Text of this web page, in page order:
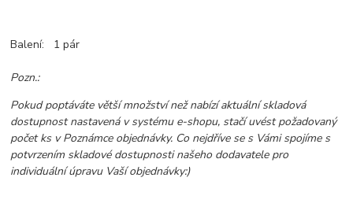
Balení: 1 pár
Pozn.:
Pokud poptáváte větší množství než nabízí aktuální skladová
dostupnost nastavená v systému e-shopu, stačí uvést požadovaný
počet ks v Poznámce objednávky. Co nejdříve se s Vámi spojíme s
potvrzením skladové dostupnosti našeho dodavatele pro
individuální úpravu Vaší objednávky:)